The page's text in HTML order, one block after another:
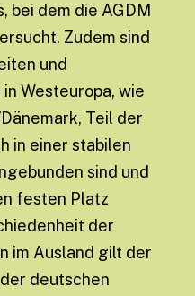
bei dem die AGDM
Zudem sind
und
Westeuropa, wie
Teil der
in einer stabilen
sind und
festen Platz
der
im Ausland gilt der
deutschen